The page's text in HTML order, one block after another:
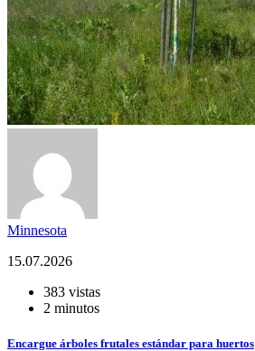
Minnesota
15.07.2026
383 vistas
2 minutos
Encargue árboles frutales estándar para huertos